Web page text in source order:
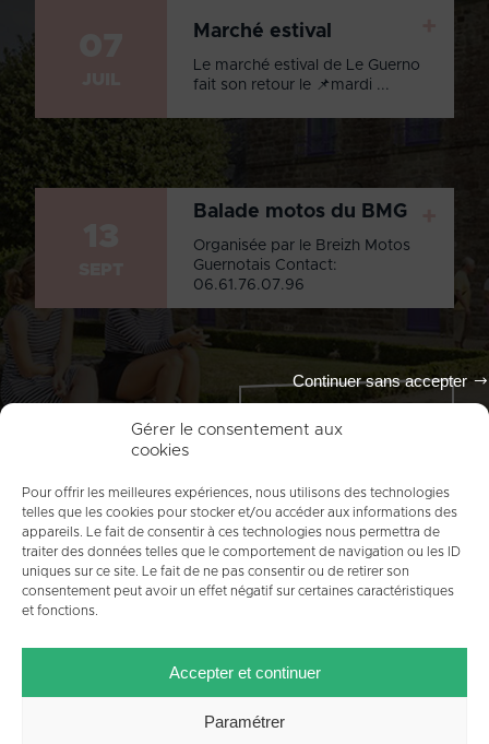
Gérer le consentement aux
cookies
Pour offrir les meilleures expériences, nous utilisons des technologies
telles que les cookies pour stocker et/ou accéder aux informations des
appareils. Le fait de consentir à ces technologies nous permettra de
traiter des données telles que le comportement de navigation ou les ID
uniques sur ce site. Le fait de ne pas consentir ou de retirer son
consentement peut avoir un effet négatif sur certaines caractéristiques
et fonctions.
Accepter et continuer
Continuer sans accepter
Paramétrer
Marché estival
Le marché estival de Le Guerno
fait son retour le 📌mardi ...
Balade motos du BMG
Organisée par le Breizh Motos
Guernotais Contact:
06.61.76.07.96
PLAN DU SITE
MENTIONS LÉGALES
CRÉDITS POLITIQUE DE COOKIES (UE)